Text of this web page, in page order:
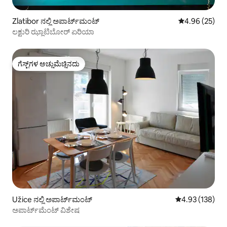
Zlatibor ನಲ್ಲಿ ಅಪಾರ್ಟ್‌ಮಂಟ್ 5 ರಲ್ಲಿ 4.96
4.96 (25)
ಲಕ್ಷುರಿ ಝ್ಲಾಟಿಬೋರ್ ಏರಿಯಾ
ಗೆಸ್ಟ್‌ಗಳ ಅಚ್ಚುಮೆಚ್ಚಿನದು
ಗೆಸ್ಟ್‌ಗಳ ಅಚ್ಚುಮೆಚ್ಚಿನದು
Užice ನಲ್ಲಿ ಅಪಾರ್ಟ್‌ಮಂಟ್ 5 ರಲ್ಲಿ 4.93
4.93 (138)
ಅಪಾರ್ಟ್‌ಮೆಂಟ್ ವಿಶೇಷ